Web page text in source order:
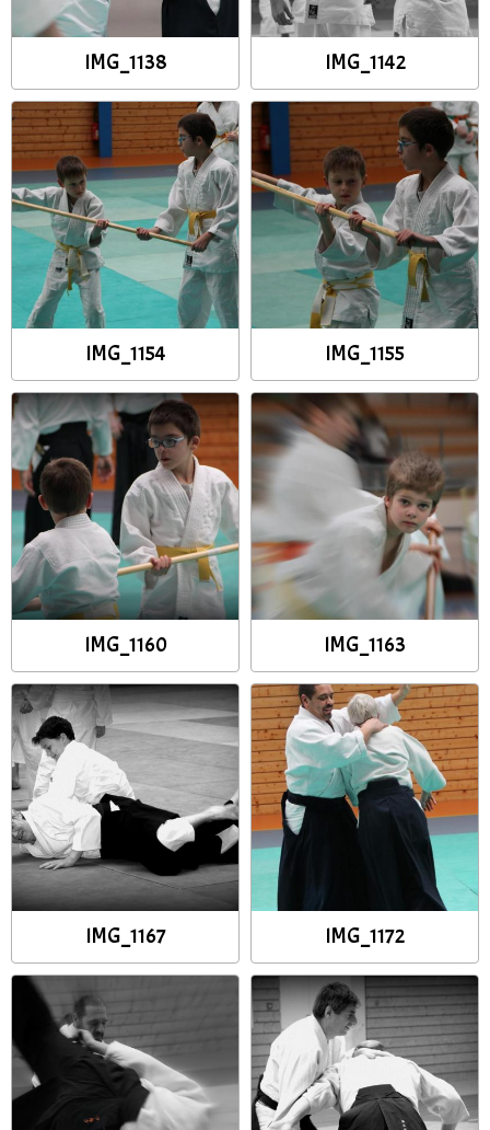
IMG_1138 IMG_1142
IMG_1154 IMG_1155
IMG_1160 IMG_1163
IMG_1167 IMG_1172